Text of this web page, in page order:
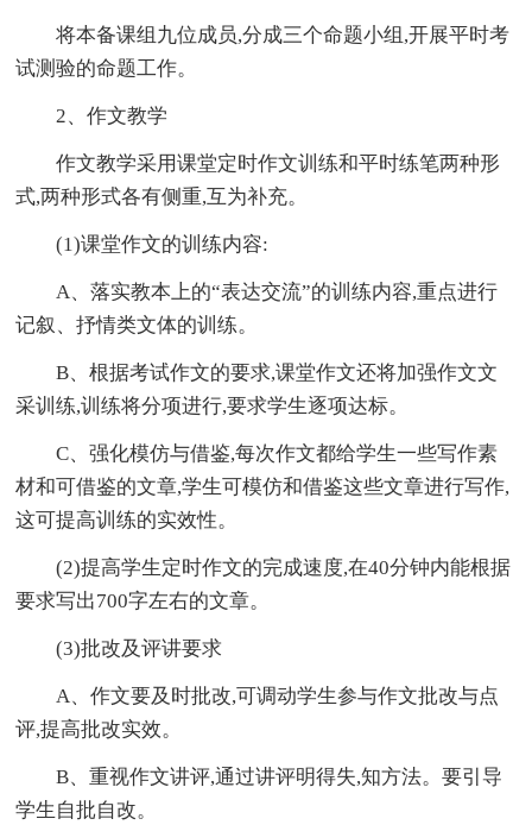
将本备课组九位成员,分成三个命题小组,开展平时考
试测验的命题工作。
2、作文教学
作文教学采用课堂定时作文训练和平时练笔两种形
式,两种形式各有侧重,互为补充。
(1)课堂作文的训练内容:
A、落实教本上的“表达交流”的训练内容,重点进行
记叙、抒情类文体的训练。
B、根据考试作文的要求,课堂作文还将加强作文文
采训练,训练将分项进行,要求学生逐项达标。
C、强化模仿与借鉴,每次作文都给学生一些写作素
材和可借鉴的文章,学生可模仿和借鉴这些文章进行写作,
这可提高训练的实效性。
(2)提高学生定时作文的完成速度,在40分钟内能根据
要求写出700字左右的文章。
(3)批改及评讲要求
A、作文要及时批改,可调动学生参与作文批改与点
评,提高批改实效。
B、重视作文讲评,通过讲评明得失,知方法。要引导
学生自批自改。